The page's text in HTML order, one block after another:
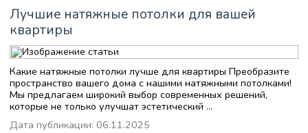
Лучшие натяжные потолки для вашей
квартиры
Какие натяжные потолки лучше для квартиры Преобразите
пространство вашего дома с нашими натяжными потолками!
Мы предлагаем широкий выбор современных решений,
которые не только улучшат эстетический ...
Дата публикации: 06.11.2025